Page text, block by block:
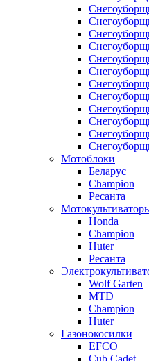
Мотоблоки
Беларус
Champion
Ресанта
Honda
Champion
Huter
Ресанта
Wolf Garten
MTD
Champion
Huter
Газонокосилки
EFCO
Cub Cadet